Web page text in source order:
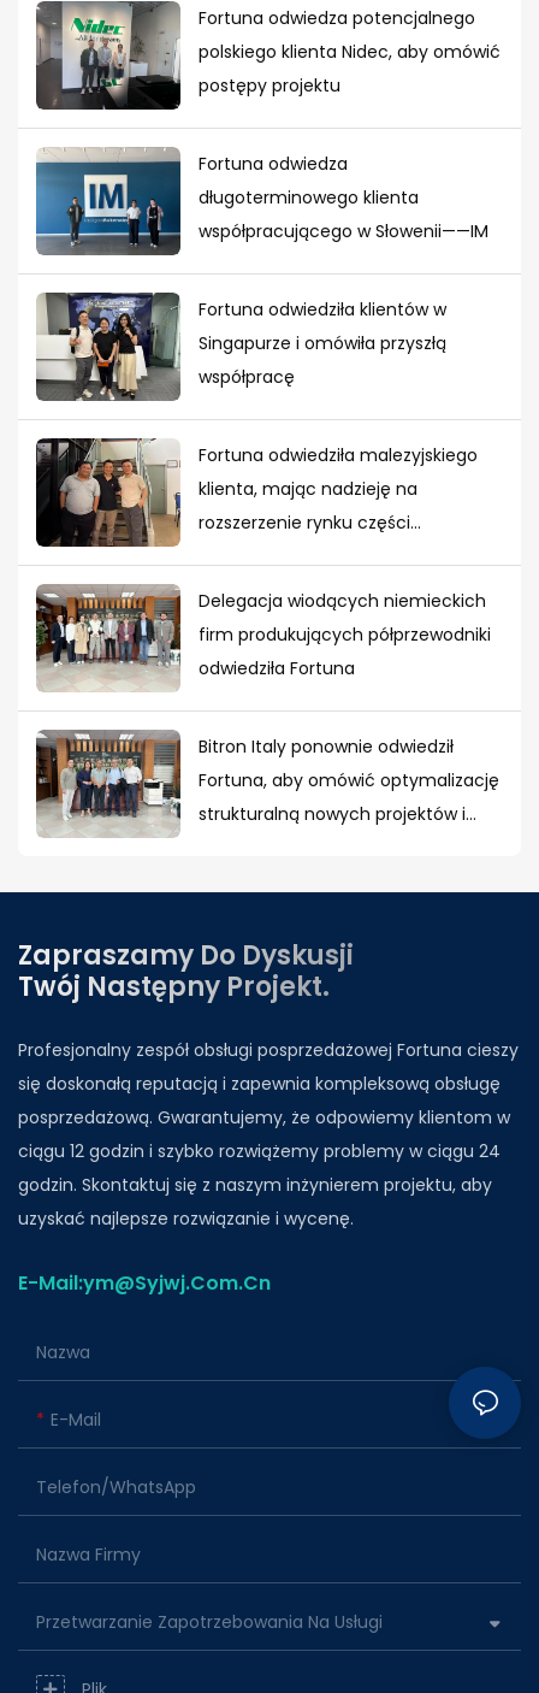
Fortuna odwiedza potencjalnego
polskiego klienta Nidec, aby omówić
postępy projektu
Fortuna odwiedza
długoterminowego klienta
współpracującego w Słowenii——IM
Fortuna odwiedziła klientów w
Singapurze i omówiła przyszłą
współpracę
Fortuna odwiedziła malezyjskiego
klienta, mając nadzieję na
rozszerzenie rynku części
Południowo-Wschodniej
Delegacja wiodących niemieckich
firm produkujących półprzewodniki
odwiedziła Fortuna
Bitron Italy ponownie odwiedził
Fortuna, aby omówić optymalizację
strukturalną nowych projektów i
Zapraszamy Do Dyskusji
Twój Następny Projekt.
Profesjonalny zespół obsługi posprzedażowej Fortuna cieszy
się doskonałą reputacją i zapewnia kompleksową obsługę
posprzedażową. Gwarantujemy, że odpowiemy klientom w
ciągu 12 godzin i szybko rozwiążemy problemy w ciągu 24
godzin. Skontaktuj się z naszym inżynierem projektu, aby
uzyskać najlepsze rozwiązanie i wycenę.
E-Mail:ym@Syjwj.Com.Cn
Nazwa
E-Mail
Telefon/WhatsApp
Nazwa Firmy
Przetwarzanie Zapotrzebowania Na Usługi